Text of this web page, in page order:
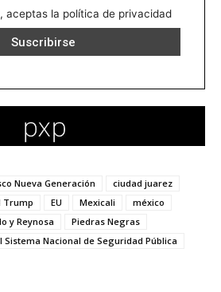
aceptas la política de privacidad
Nueva Generación
ciudad juarez
Trump EU Mexicali
méxico
y Reynosa
Piedras Negras
Nacional de Seguridad Pública